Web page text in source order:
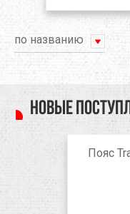
по названию
Новые
Пояс